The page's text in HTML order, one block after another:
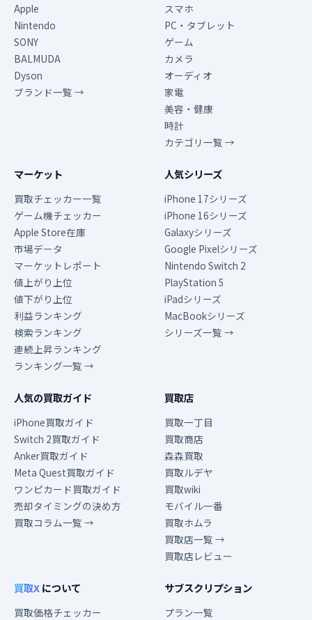
Apple
Nintendo
SONY
BALMUDA
Dyson
ブランド一覧 →
スマホ
PC・タブレット
ゲーム
カメラ
オーディオ
家電
美容・健康
時計
カテゴリ一覧 →
マーケット
買取チェッカー一覧
ゲーム機チェッカー
Apple Store在庫
市場データ
マーケットレポート
値上がり上位
値下がり上位
利益ランキング
検索ランキング
連続上昇ランキング
ランキング一覧 →
人気シリーズ
iPhone 17シリーズ
iPhone 16シリーズ
Galaxyシリーズ
Google Pixelシリーズ
Nintendo Switch 2
PlayStation 5
iPadシリーズ
MacBookシリーズ
シリーズ一覧 →
人気の買取ガイド
iPhone買取ガイド
Switch 2買取ガイド
Anker買取ガイド
Meta Quest買取ガイド
ワンピカード買取ガイド
売却タイミングの決め方
買取コラム一覧 →
買取店
買取一丁目
買取商店
森森買取
買取ルデヤ
買取wiki
モバイル一番
買取ホムラ
買取店一覧 →
買取店レビュー
買取Xについて
買取価格チェッカー
サブスクリプション
プラン一覧